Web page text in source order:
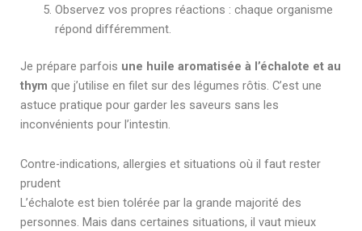
Observez vos propres réactions : chaque organisme
répond différemment.
Je prépare parfois une huile aromatisée à l’échalote et au
thym que j’utilise en filet sur des légumes rôtis. C’est une
astuce pratique pour garder les saveurs sans les
inconvénients pour l’intestin.
Contre-indications, allergies et situations où il faut rester
prudent
L’échalote est bien tolérée par la grande majorité des
personnes. Mais dans certaines situations, il vaut mieux